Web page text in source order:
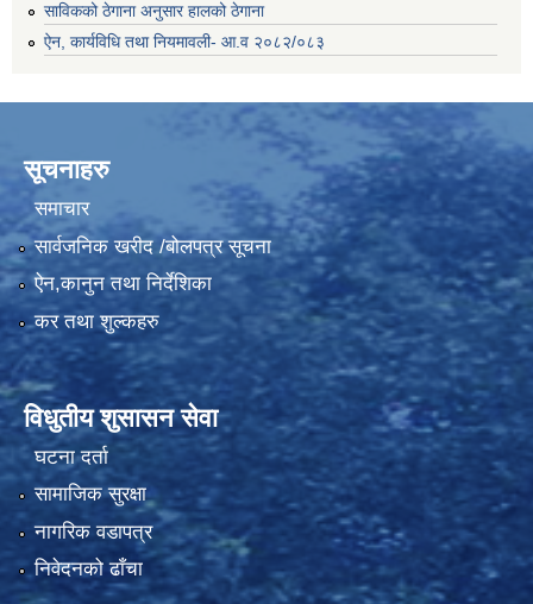
साविकको ठेगाना अनुसार हालको ठेगाना
ऐन, कार्यविधि तथा नियमावली- आ.व २०८२/०८३
सूचनाहरु
समाचार
सार्वजनिक खरीद /बोलपत्र सूचना
ऐन,कानुन तथा निर्देशिका
कर तथा शुल्कहरु
विधुतीय शुसासन सेवा
घटना दर्ता
सामाजिक सुरक्षा
नागरिक वडापत्र
निवेदनको ढाँचा